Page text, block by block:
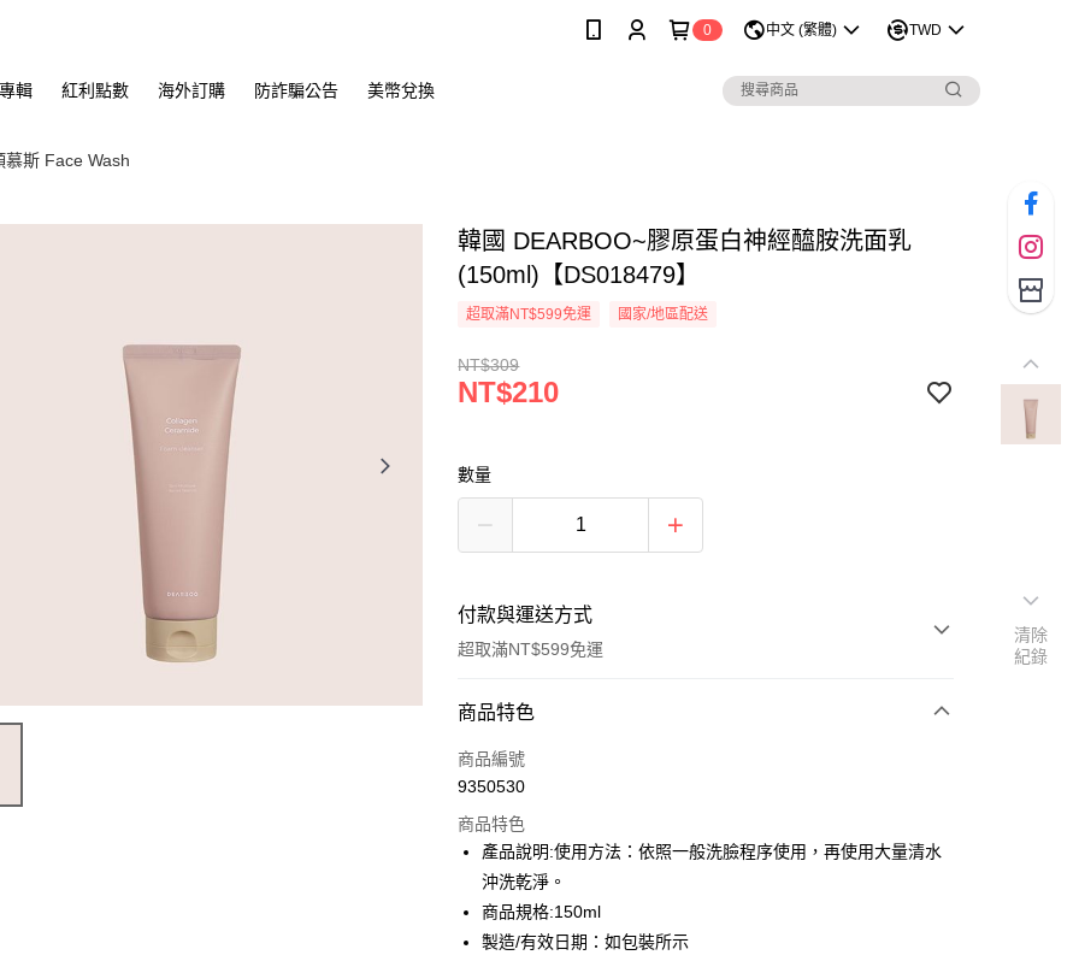
0 中文 (繁體) TWD
輯 紅利點數 海外訂購 防詐騙公告 美幣兌換
斯 Face Wash
韓國 DEARBOO~膠原蛋白神經醯胺洗面乳
(150ml)【DS018479】
超取滿NT$599免運 國家/地區配送
NT$309
NT$210
數量
付款與運送方式
超取滿NT$599免運
付款方式
信用卡一次付款
LINE Pay
Apple Pay
街口支付
商品特色
商品編號
9350530
商品特色
產品說明:使用方法：依照一般洗臉程序使用，再使用大量清水
沖洗乾淨。
商品規格:150ml
製造/有效日期：如包裝所示
清除
紀錄